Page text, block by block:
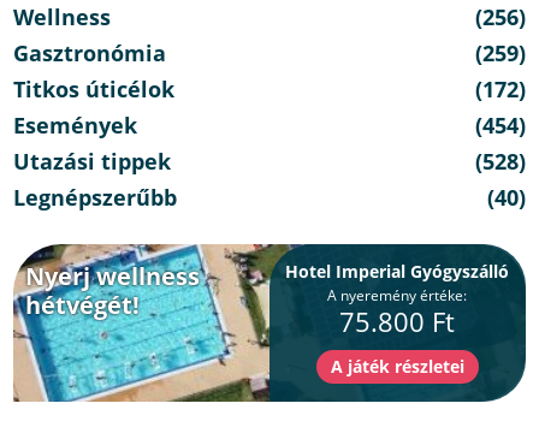
Wellness
(256)
Gasztronómia
(259)
Titkos úticélok
(172)
Események
(454)
Utazási tippek
(528)
Legnépszerűbb
(40)
Nyerj wellness
hétvégét!
Hotel Imperial Gyógyszálló
A nyeremény értéke:
75.800 Ft